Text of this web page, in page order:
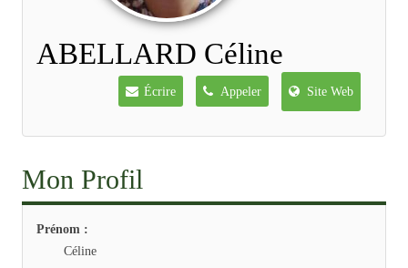
ABELLARD Céline
Écrire Appeler Site Web
Mon Profil
Prénom :
Céline